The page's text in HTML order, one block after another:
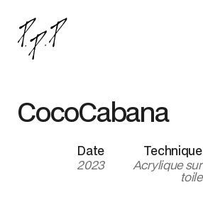
CocoCabana
Date
2023
Technique
Acrylique sur
toile